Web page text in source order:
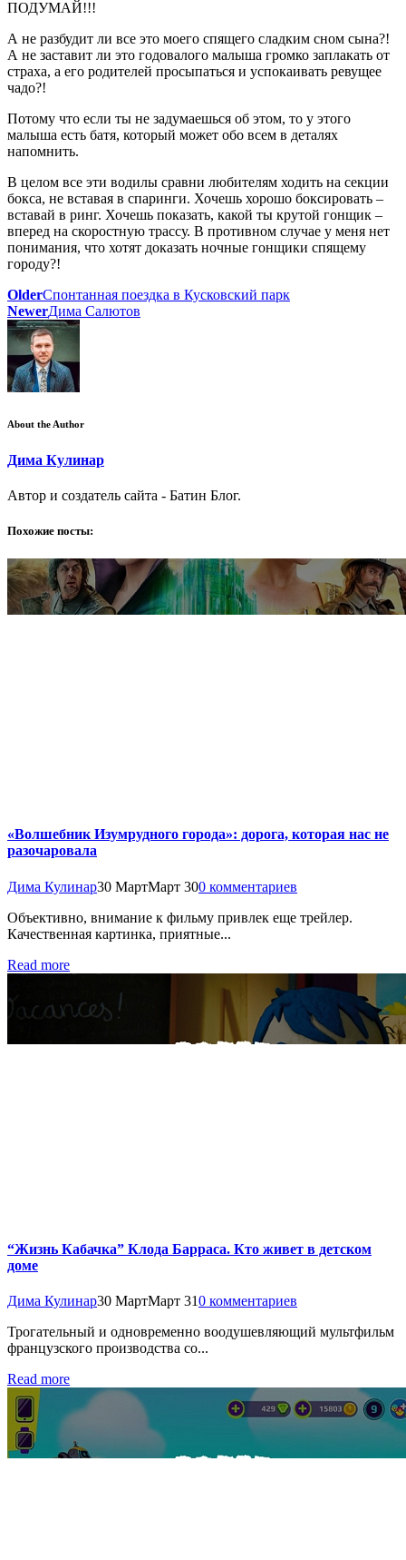
ПОДУМАЙ!!!
А не разбудит ли все это моего спящего сладким сном сына?!
А не заставит ли это годовалого малыша громко заплакать от
страха, а его родителей просыпаться и успокаивать ревущее
чадо?!
Потому что если ты не задумаешься об этом, то у этого
малыша есть батя, который может обо всем в деталях
напомнить.
В целом все эти водилы сравни любителям ходить на секции
бокса, не вставая в спаринги. Хочешь хорошо боксировать –
вставай в ринг. Хочешь показать, какой ты крутой гонщик –
вперед на скоростную трассу. В противном случае у меня нет
понимания, что хотят доказать ночные гонщики спящему
городу?!
OlderСпонтанная поездка в Кусковский парк
NewerДима Салютов
About the Author
Дима Кулинар
Автор и создатель сайта - Батин Блог.
Похожие посты:
«Волшебник Изумрудного города»: дорога, которая нас не
разочаровала
Дима Кулинар30 МартМарт 300 комментариев
Объективно, внимание к фильму привлек еще трейлер.
Качественная картинка, приятные...
Read more
“Жизнь Кабачка” Клода Барраса. Кто живет в детском
доме
Дима Кулинар30 МартМарт 310 комментариев
Трогательный и одновременно воодушевляющий мультфильм
французского производства со...
Read more